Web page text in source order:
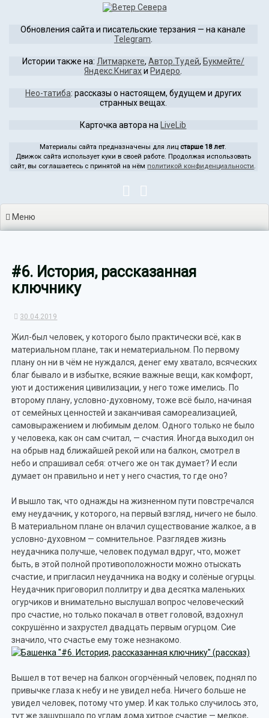
содержимому
Обновления сайта и писательские терзания — на канале
Telegram
Истории также на: Литмаркете, Автор.Тудей, Букмейте/
Яндекс.Книгахи Ридеро
Нео-татиба: рассказы о настоящем, будущем и других
странных вещах.
Карточка автора на LiveLib
Материалы сайта предназначены для лиц старше 18 лет.
Движок сайта использует куки в своей работе. Продолжая использовать
сайт, вы соглашаетесь с принятой на нём политикой конфиденциальности.
Меню
#6. История, рассказанная
ключнику
30.04.2019
Жил-был человек, у которого было практически всё, как в
материальном плане, так и нематериальном. По первому
плану он ни в чём не нуждался, денег ему хватало, всяческих
благ бывало и в избытке, всякие важные вещи, как комфорт,
уют и достижения цивилизации, у него тоже имелись. По
второму плану, условно-духовному, тоже всё было, начиная
от семейных ценностей и заканчивая самореализацией,
самовыражением и любимым делом. Одного только не было
у человека, как он сам считал, — счастия. Иногда выходил он
на обрыв над ближайшей рекой или на балкон, смотрел в
небо и спрашивал себя: отчего же он так думает? И если
думает он правильно и нет у него счастия, то где оно?
И вышло так, что однажды на жизненном пути повстречался
ему неудачник, у которого, на первый взгляд, ничего не было.
В материальном плане он влачил существование жалкое, а в
условно-духовном — сомнительное. Разглядев жизнь
неудачника получше, человек подумал вдруг, что, может
быть, в этой полной противоположности можно отыскать
счастие, и пригласил неудачника на водку и солёные огурцы.
Неудачник приговорил поллитру и два десятка маленьких
огурчиков и внимательно выслушал вопрос человеческий
про счастие, но только покачал в ответ головой, вздохнул
сокрушённо и захрустел двадцать первым огурцом. Сие
значило, что счастье ему тоже незнакомо.
Вышел в тот вечер на балкон огорчённый человек, поднял по
привычке глаза к небу и не увидел неба. Ничего больше не
увидел человек, потому что умер. И как только случилось это,
тут же зашуршало по углам дома хитрое счастие — мелкое,